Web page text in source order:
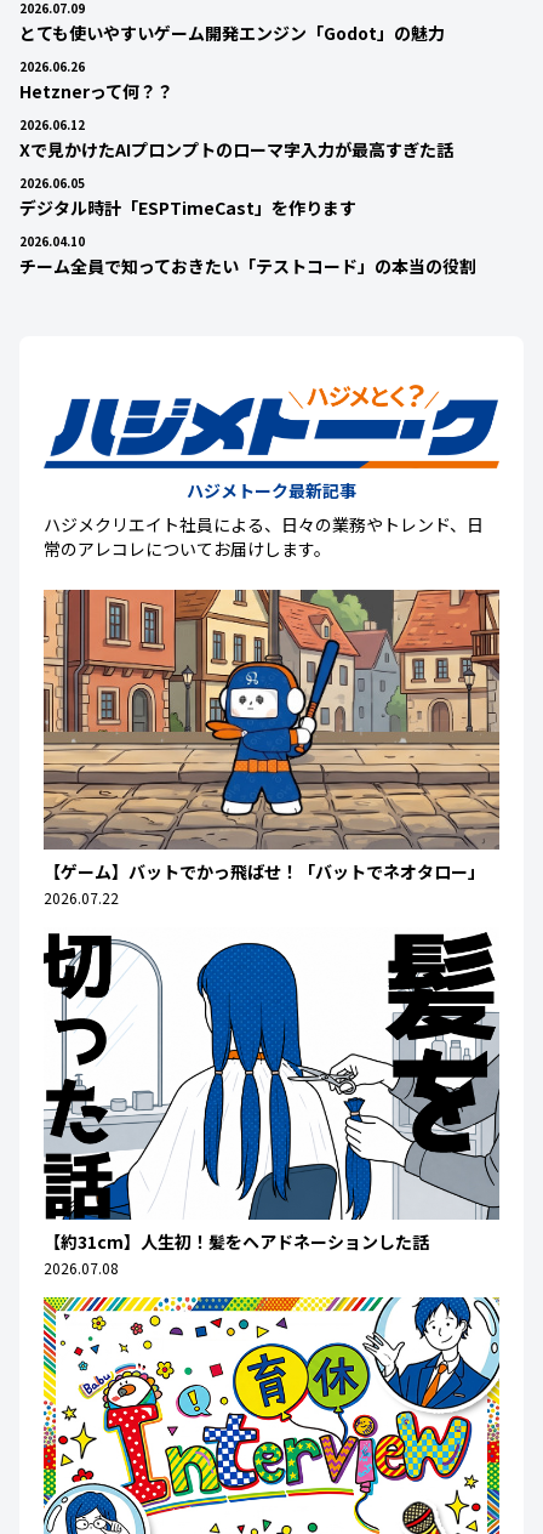
2026.07.09
とても使いやすいゲーム開発エンジン「Godot」の魅力
2026.06.26
Hetznerって何？？
2026.06.12
Xで見かけたAIプロンプトのローマ字入力が最高すぎた話
2026.06.05
デジタル時計「ESPTimeCast」を作ります
2026.04.10
チーム全員で知っておきたい「テストコード」の本当の役割
ハジメトーク最新記事
ハジメクリエイト社員による、日々の業務やトレンド、日
常のアレコレについてお届けします。
【ゲーム】バットでかっ飛ばせ！「バットでネオタロー」
2026.07.22
【約31cm】人生初！髪をヘアドネーションした話
2026.07.08